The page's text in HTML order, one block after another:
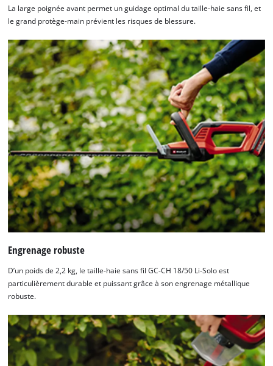
La large poignée avant permet un guidage optimal du taille-haie sans fil, et
le grand protège-main prévient les risques de blessure.
Engrenage robuste
D’un poids de 2,2 kg, le taille-haie sans fil GC-CH 18/50 Li-Solo est
particulièrement durable et puissant grâce à son engrenage métallique
robuste.